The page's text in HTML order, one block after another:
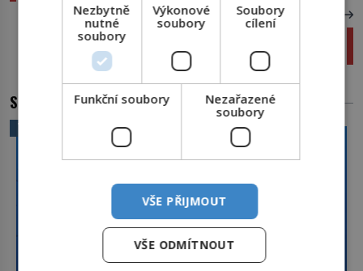
DALŠÍ ČLÁNEK
Hypotermie zachránila muži život: Srdce mu
nebilo 18 hodin!
SOUVISEJÍCÍ ČLÁNKY
VĚDA A TECHNIKA
Nezbytně
nutné
soubory
Výkonové
soubory
Soubory
cílení
Funkční soubory
Nezařazené
soubory
VŠE PŘIJMOUT
VŠE ODMÍTNOUT